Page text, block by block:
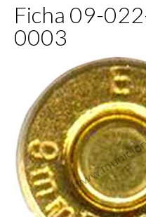
Ficha 09-
0003